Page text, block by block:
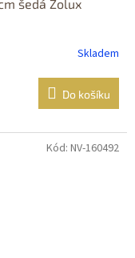
šedá Zolux
Skladem
Do košíku
Kód: NV-160492